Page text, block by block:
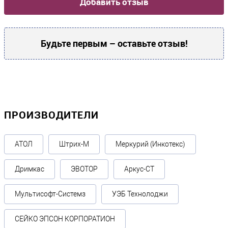
Габариты без упаковки (д/ш/в)
372 / 342 / 205
Прочие
12
Будьте первым – оставьте отзыв!
ПРОИЗВОДИТЕЛИ
АТОЛ Штрих-М Меркурий (Инкотекс)
Дримкас ЭВОТОР Аркус-СТ
Мультисофт-Системз УЭБ Технолоджи
СЕЙКО ЭПСОН КОРПОРАТИОН